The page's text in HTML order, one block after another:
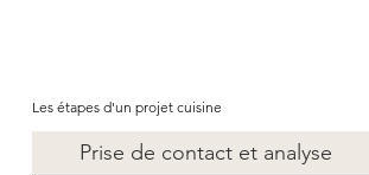
Les étapes d'un projet cuisine
Prise de contact et analyse